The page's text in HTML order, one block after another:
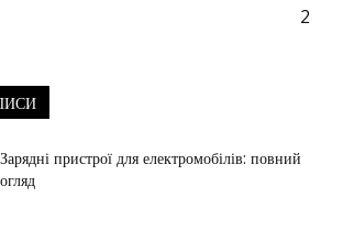
2
Зарядні пристрої для електромобілів: повний
огляд